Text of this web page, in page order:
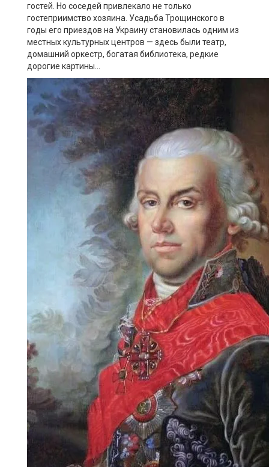
гостей. Но соседей привлекало не только
гостеприимство хозяина. Усадьба Трощинского в
годы его приездов на Украину становилась одним из
местных культурных центров — здесь были театр,
домашний оркестр, богатая библиотека, редкие
дорогие картины…